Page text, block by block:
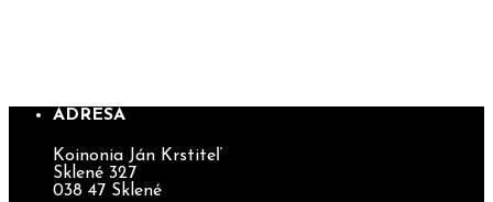
ADRESA
Koinonia Ján Krstiteľ
Sklené 327
038 47 Sklené